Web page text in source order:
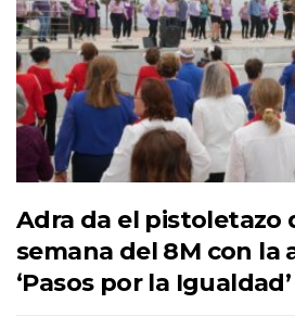
Adra da el pistoletazo
semana del 8M con la
‘Pasos por la Igualdad’